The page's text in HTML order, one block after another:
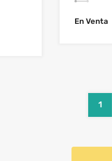
En Venta
1